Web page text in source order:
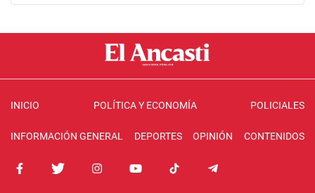
INICIO POLÍTICA Y ECONOMÍA POLICIALES
INFORMACIÓN GENERAL DEPORTES OPINIÓN CONTENIDOS